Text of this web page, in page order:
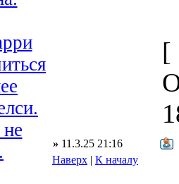
[
» 11.3.25 21:16
Наверх | К началу